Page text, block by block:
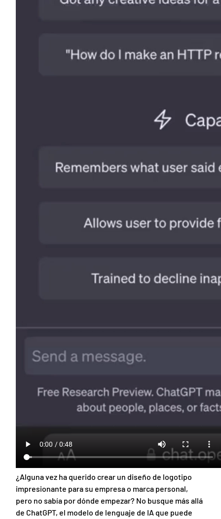
¿Alguna vez ha querido crear un diseño de logotipo
impresionante para su empresa o marca personal,
pero no sabía por dónde empezar? No busque más allá
de ChatGPT, el modelo de lenguaje de IA que puede